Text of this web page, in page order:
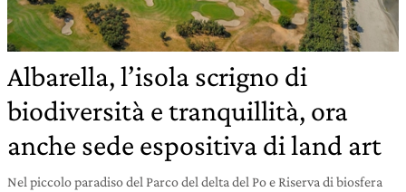
Albarella, l’isola scrigno di
biodiversità e tranquillità, ora
anche sede espositiva di land art
Nel piccolo paradiso del Parco del delta del Po e Riserva di biosfera